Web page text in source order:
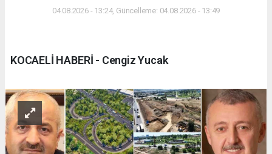
04.08.2026 - 13:24, Güncelleme: 04.08.2026 - 13:49
KOCAELİ HABERİ - Cengiz Yucak